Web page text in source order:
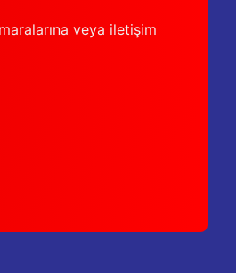
veya iletişim